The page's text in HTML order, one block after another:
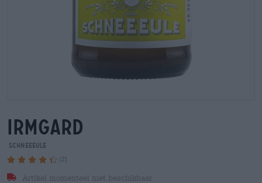
irmgard
Schneeeule
(2)
Artikel momenteel niet beschikbaar